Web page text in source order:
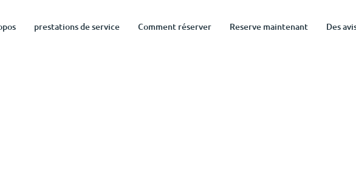
prestations de service Comment réserver Reserve maintenant Des